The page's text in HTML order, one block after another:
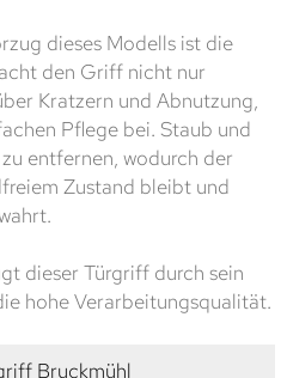
dieses Modells ist die
den Griff nicht nur
Kratzern und Abnutzung,
Pflege bei. Staub und
entfernen, wodurch der
Zustand bleibt und
dieser Türgriff durch sein
hohe Verarbeitungsqualität.
Bruckmühl